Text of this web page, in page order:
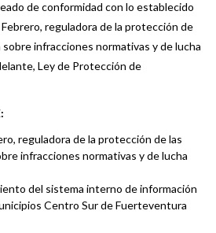
de conformidad con lo establecido
reguladora de la protección de
infracciones normativas y de lucha
Ley de Protección de
reguladora de la protección de las
infracciones normativas y de lucha
del sistema interno de información
Centro Sur de Fuerteventura